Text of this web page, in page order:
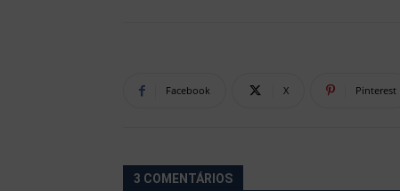
Facebook X Pinterest
3 COMENTÁRIOS